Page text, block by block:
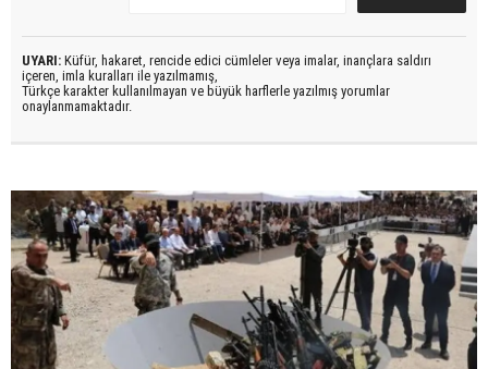
UYARI: Küfür, hakaret, rencide edici cümleler veya imalar, inançlara saldırı
içeren, imla kuralları ile yazılmamış,
Türkçe karakter kullanılmayan ve büyük harflerle yazılmış yorumlar
onaylanmamaktadır.